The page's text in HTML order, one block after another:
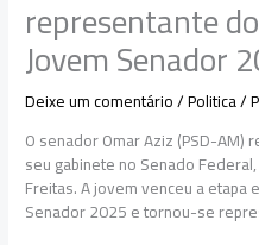
representante
Jovem Senador
Deixe um comentário/Politica/
O senador Omar Aziz (PSD-
seu gabinete no Senado
Freitas. A jovem venceu a etapa
Senador 2025 e tornou-se